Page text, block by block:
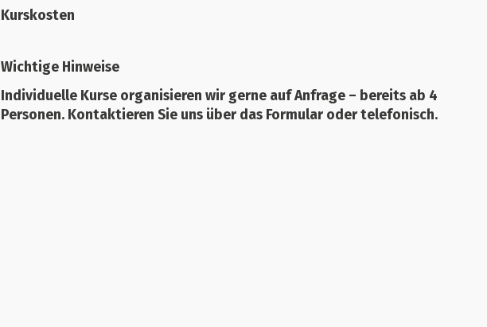
Kurskosten
Wichtige Hinweise
Individuelle Kurse organisieren wir gerne auf Anfrage – bereits ab 4
Personen. Kontaktieren Sie uns über das Formular oder telefonisch.